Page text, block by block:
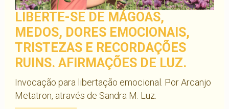
LIBERTE-SE DE MÁGOAS,
MEDOS, DORES EMOCIONAIS,
TRISTEZAS E RECORDAÇÕES
RUINS. AFIRMAÇÕES DE LUZ.
Invocação para libertação emocional. Por Arcanjo
Metatron, através de Sandra M. Luz.